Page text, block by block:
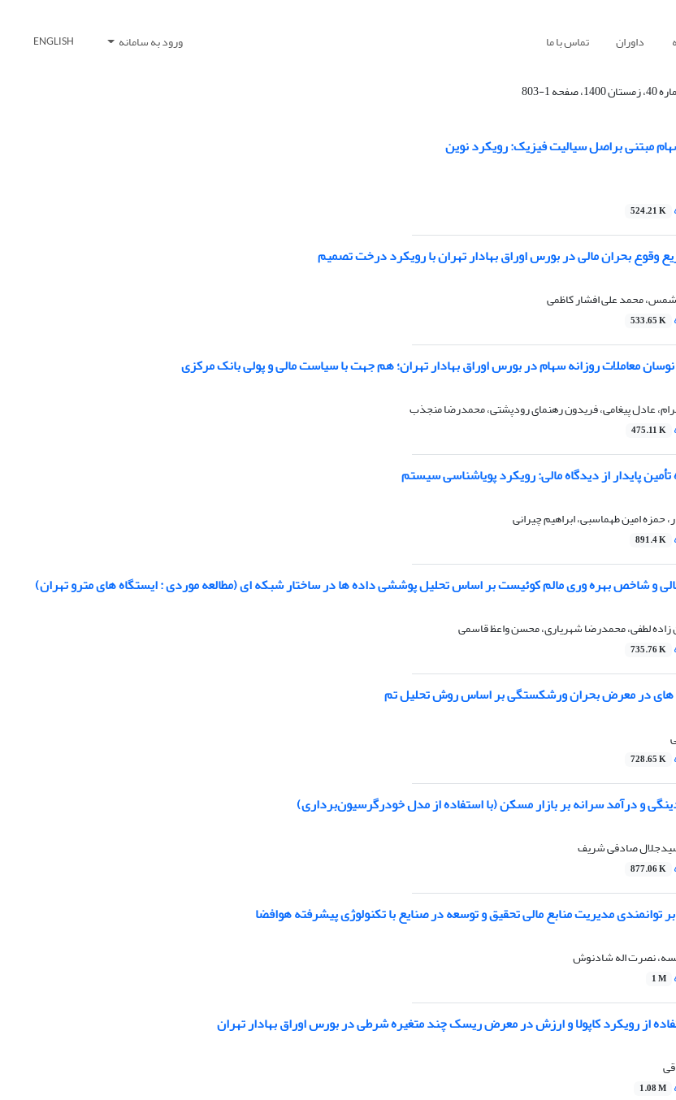
داوران تماس با ما ورود به سامانه ENGLISH
مبتنی براصل سیالیت فیزیک: رویکرد نوین
524.21 K
بحران مالی در بورس اوراق بهادار تهران با رویکرد درخت تصمیم
شمس، محمد علی افشار کاظمی
533.65 K
نوسان معاملات روزانه سهام در بورس اوراق بهادار تهران؛ هم جهت با سیاست مالی و پولی بانک مرکزی
عادل پیغامی، فریدون رهنمای رودپشتی، محمدرضا منجذب
475.11 K
پایدار از دیدگاه مالی: رویکرد پویاشناسی سیستم
حمزه امین طهماسبی، ابراهیم چیرانی
891.4 K
و شاخص بهره وری مالم کوئیست بر اساس تحلیل پوششی داده ها در ساختار شبکه ای (مطالعه موردی : ایستگاه های مترو تهران)
لطفی، محمدرضا شهریاری، محسن واعظ قاسمی
735.76 K
در معرض بحران ورشکستگی بر اساس روش تحلیل تم
728.65 K
و درآمد سرانه بر بازار مسکن (با استفاده از مدل خودرگرسیون‌برداری)
صادفی شریف
877.06 K
توانمندی مدیریت منابع مالی تحقیق و توسعه در صنایع با تکنولوژی پیشرفته هوافضا
نصرت اله شادنوش
1 M
از رویکرد کاپولا و ارزش در معرض ریسک چند متغیره شرطی در بورس اوراق بهادار تهران
1.08 M